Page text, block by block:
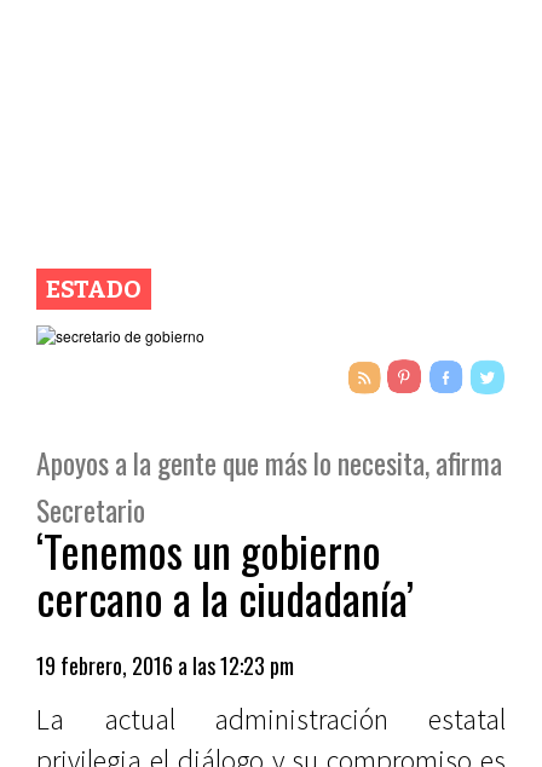
ESTADO
Apoyos a la gente que más lo necesita, afirma
Secretario
‘Tenemos un gobierno
cercano a la ciudadanía’
19 febrero, 2016 a las 12:23 pm
La actual administración estatal